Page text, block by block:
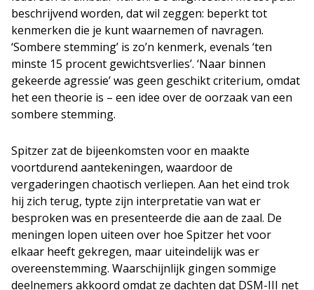
beschrijvend worden, dat wil zeggen: beperkt tot
kenmerken die je kunt waarnemen of navragen.
‘Sombere stemming’ is zo’n kenmerk, evenals ‘ten
minste 15 procent gewichtsverlies’. ‘Naar binnen
gekeerde agressie’ was geen geschikt criterium, omdat
het een theorie is – een idee over de oorzaak van een
sombere stemming.
Spitzer zat de bijeenkomsten voor en maakte
voortdurend aantekeningen, waardoor de
vergaderingen chaotisch verliepen. Aan het eind trok
hij zich terug, typte zijn interpretatie van wat er
besproken was en presenteerde die aan de zaal. De
meningen lopen uiteen over hoe Spitzer het voor
elkaar heeft gekregen, maar uiteindelijk was er
overeenstemming. Waarschijnlijk gingen sommige
deelnemers akkoord omdat ze dachten dat DSM-III net